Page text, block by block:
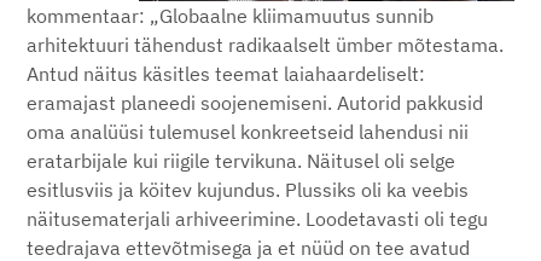
kommentaar: „Globaalne kliimamuutus sunnib
arhitektuuri tähendust radikaalselt ümber mõtestama.
Antud näitus käsitles teemat laiahaardeliselt:
eramajast planeedi soojenemiseni. Autorid pakkusid
oma analüüsi tulemusel konkreetseid lahendusi nii
eratarbijale kui riigile tervikuna. Näitusel oli selge
esitlusviis ja köitev kujundus. Plussiks oli ka veebis
näitusematerjali arhiveerimine. Loodetavasti oli tegu
teedrajava ettevõtmisega ja et nüüd on tee avatud